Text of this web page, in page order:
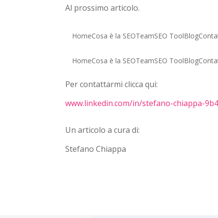
Al prossimo articolo.
HomeCosa è la SEOTeamSEO ToolBlog
HomeCosa è la SEOTeamSEO ToolBlog
Per contattarmi clicca qui:
www.linkedin.com/in/stefano-chiappa-
Un articolo a cura di:
Stefano Chiappa